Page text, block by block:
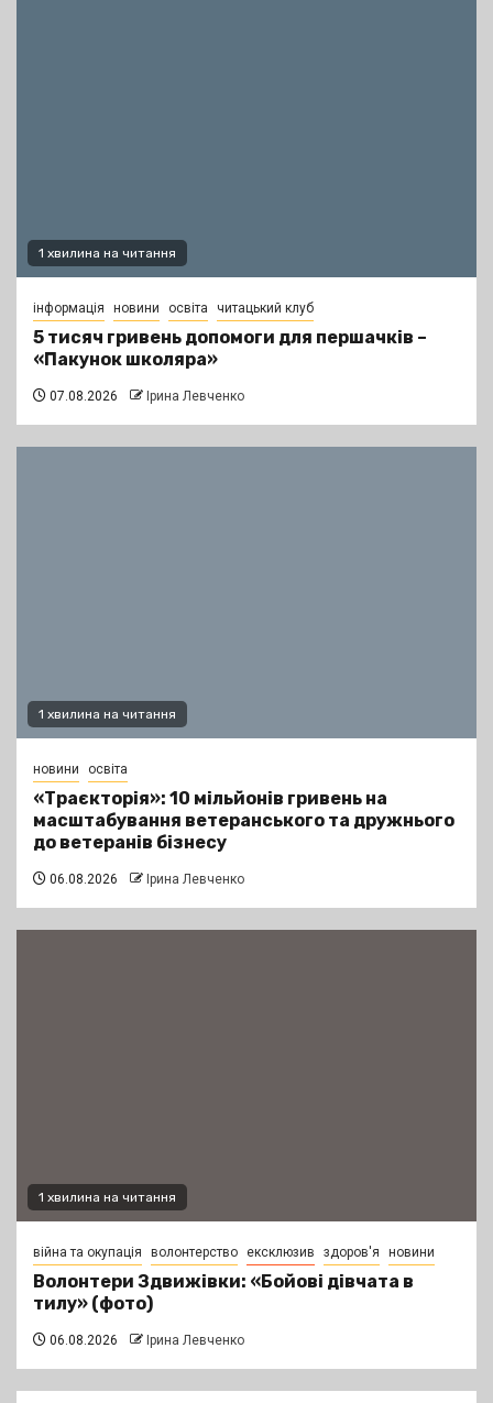
1 хвилина на читання
інформація новини освіта читацький клуб
5 тисяч гривень допомоги для першачків –
«Пакунок школяра»
07.08.2026 Ірина Левченко
1 хвилина на читання
новини освіта
«Траєкторія»: 10 мільйонів гривень на
масштабування ветеранського та дружнього
до ветеранів бізнесу
06.08.2026 Ірина Левченко
1 хвилина на читання
війна та окупація волонтерство ексклюзив здоров'я новини
Волонтери Здвижівки: «Бойові дівчата в
тилу» (фото)
06.08.2026 Ірина Левченко